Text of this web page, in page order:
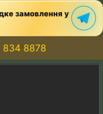
замовлення у
8878